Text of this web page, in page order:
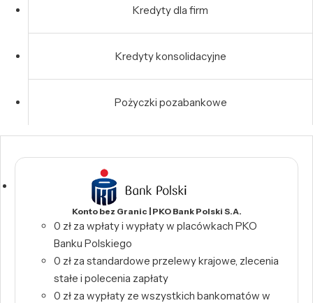
Kredyty dla firm
Kredyty konsolidacyjne
Pożyczki pozabankowe
Konto bez Granic | PKO Bank Polski S.A.
0 zł za wpłaty i wypłaty w placówkach PKO
Banku Polskiego
0 zł za standardowe przelewy krajowe, zlecenia
stałe i polecenia zapłaty
0 zł za wypłaty ze wszystkich bankomatów w